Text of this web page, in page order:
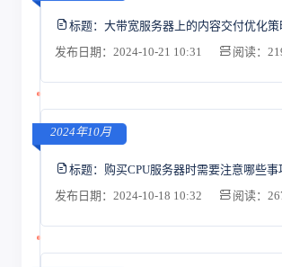
标题： 大带宽服务器上的内容交付优化策
发布日期：2024-10-21 10:31
阅读：
2024年10月
标题： 购买CPU服务器时需要注意哪些事
发布日期：2024-10-18 10:32
阅读：